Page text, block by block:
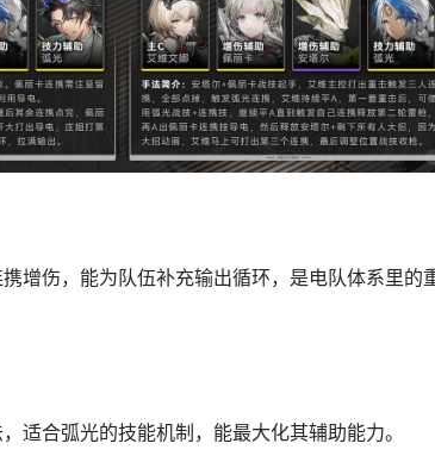
增伤，能为队伍补充输出循环，是电队体系里的
法，适合弧光的技能机制，能最大化其辅助能力。